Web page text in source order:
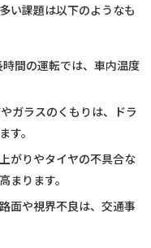
い課題は以下のようなも
時間の運転では、車内温度
ガラスのくもりは、ドラ
す。
がりやタイヤの不具合な
まります。
面や視界不良は、交通事